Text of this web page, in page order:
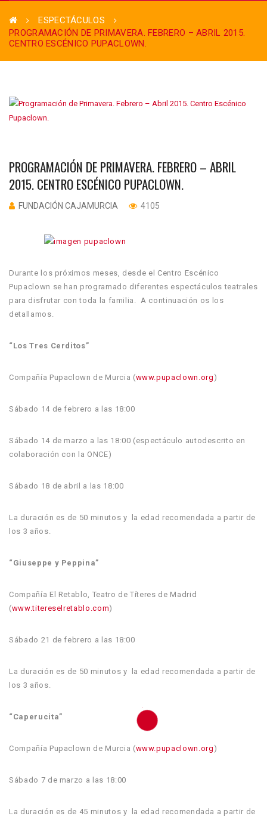
ESPECTÁCULOS
PROGRAMACIÓN DE PRIMAVERA. FEBRERO – ABRIL 2015.
CENTRO ESCÉNICO PUPACLOWN.
PROGRAMACIÓN DE PRIMAVERA. FEBRERO – ABRIL
2015. CENTRO ESCÉNICO PUPACLOWN.
FUNDACIÓN CAJAMURCIA 4105
Durante los próximos meses, desde el Centro Escénico
Pupaclown se han programado diferentes espectáculos teatrales
para disfrutar con toda la familia. A continuación os los
detallamos.
“Los Tres Cerditos”
Compañía Pupaclown de Murcia (www.pupaclown.org )
Sábado 14 de febrero a las 18:00
Sábado 14 de marzo a las 18:00 (espectáculo autodescrito en
colaboración con la ONCE)
Sábado 18 de abril a las 18:00
La duración es de 50 minutos y la edad recomendada a partir de
los 3 años.
“Giuseppe y Peppina”
Compañía El Retablo, Teatro de Títeres de Madrid
(www.titereselretablo.com)
Sábado 21 de febrero a las 18:00
La duración es de 50 minutos y la edad recomendada a partir de
los 3 años.
“Caperucita”
Compañía Pupaclown de Murcia (www.pupaclown.org )
Sábado 7 de marzo a las 18:00
La duración es de 45 minutos y la edad recomendada a partir de